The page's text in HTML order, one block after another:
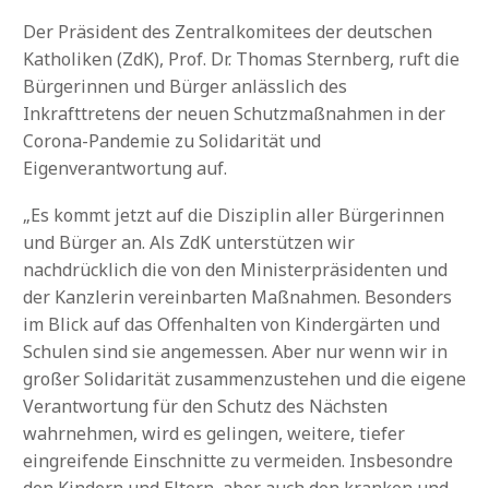
Der Präsident des Zentralkomitees der deutschen
Katholiken (ZdK), Prof. Dr. Thomas Sternberg, ruft die
Bürgerinnen und Bürger anlässlich des
Inkrafttretens der neuen Schutzmaßnahmen in der
Corona-Pandemie zu Solidarität und
Eigenverantwortung auf.
„Es kommt jetzt auf die Disziplin aller Bürgerinnen
und Bürger an. Als ZdK unterstützen wir
nachdrücklich die von den Ministerpräsidenten und
der Kanzlerin vereinbarten Maßnahmen. Besonders
im Blick auf das Offenhalten von Kindergärten und
Schulen sind sie angemessen. Aber nur wenn wir in
großer Solidarität zusammenzustehen und die eigene
Verantwortung für den Schutz des Nächsten
wahrnehmen, wird es gelingen, weitere, tiefer
eingreifende Einschnitte zu vermeiden. Insbesondre